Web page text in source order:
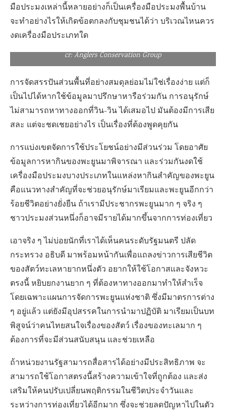
มือประมงเหล่านี้หลายอย่างก็เป็นเครื่องมือประมงพื้นบ้าน
จะทำอย่างไรให้เกิดข้อตกลงกับชุมชนได้ว่า บริเวณไหนควร
งดเครื่องมือประเภทใด
cr: Anglers Conservation Group
การจัดสรรปันส่วนพื้นที่อย่างสมดุลย่อมไม่ใช่เรื่องง่าย แต่ก็
เป็นไปได้หากใช้ข้อมูลมาปรึกษาหารือร่วมกัน การอนุรักษ์
ไม่สามารถหาทางออกที่วิน-วิน ได้เสมอไป มันต้องมีการเสีย
สละ แต่จะชดเชยอย่างไร เป็นเรื่องที่ต้องพูดคุยกัน
การแบ่งเขตจัดการใช้ประโยชน์อย่างมีส่วนร่วม โดยอาศัย
ข้อมูลการหากินของพะยูนมาพิจารณา และร่วมกันงดใช้
เครื่องมือประมงบางประเภทในแหล่งหากินสำคัญของพะยูน
คือแนวทางสำคัญที่จะช่วยอนุรักษ์มาเรียมและพะยูนอีกกว่า
ร้อยชีวิตอย่างยั่งยืน ถ้าเรามีประชากรพะยูนมาก ๆ จริง ๆ
ชาวประมงส่วนหนึ่งก็อาจมีรายได้มากขึ้นจากการท่องเที่ยว
เอาจริง ๆ ไม่บ่อยนักที่เราได้เห็นคนระดับรัฐมนตรี ปลัด
กระทรวง อธิบดี มาพร้อมหน้ากันเพื่อแถลงข่าวการเสียชีวิต
ของสัตว์ทะเลหายากหนึ่งตัว อยากให้ใช้โอกาสและจังหวะ
ตรงนี้ หยิบยกงานยาก ๆ ที่ต้องหาทางออกมาทำให้สำเร็จ
โดยเฉพาะแผนการจัดการพะยูนแห่งชาติ ซึ่งมีมาตรการต่าง
ๆ อยู่แล้ว แต่ยังมีอุปสรรคในการนำมาปฏิบัติ มาเรียมเป็นบท
พิสูจน์ว่าคนไทยสนใจเรื่องของสัตว์ เรื่องของทะเลมาก ๆ
ต้องการที่จะมีส่วนสนับสนุน และช่วยเหลือ
ถ้าหน่วยงานรัฐสามารถสื่อสารได้อย่างมีประสิทธิภาพ จะ
สามารถใช้โอกาสตรงนี้สร้างความเข้าใจที่ถูกต้อง และส่ง
เสริมให้คนปรับเปลี่ยนพฤติกรรมในชีวิตประจำวันและ
ระหว่างการท่องเที่ยวได้อีกมาก ซึ่งจะช่วยลดปัญหาไปในตัว